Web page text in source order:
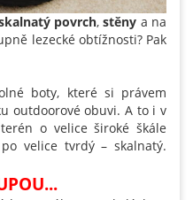
povrch,stěny a na
lezecké obtížnosti? Pak
boty, které si právem
outdoorové obuvi. A to i v
o velice široké škále
velice tvrdý – skalnatý.